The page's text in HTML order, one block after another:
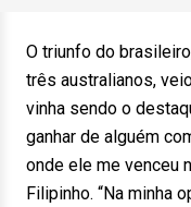
O triunfo do
três australianos,
vinha sendo o
ganhar de alguém
onde ele me venceu
Filipinho. “Na minha